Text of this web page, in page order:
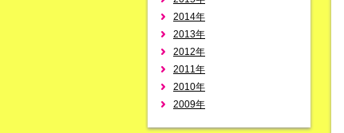
2014年
2013年
2012年
2011年
2010年
2009年